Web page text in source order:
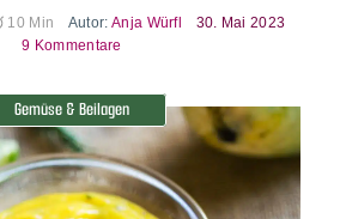
10 Min Autor: Anja Würfl
30. Mai 2023
9 Kommentare
Gemüse & Beilagen